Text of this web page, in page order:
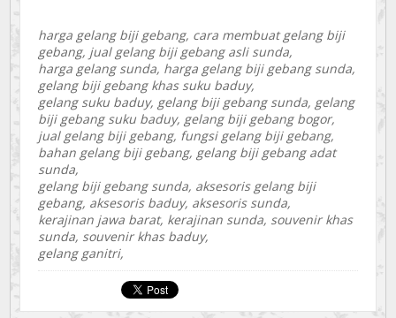
harga gelang biji gebang, cara membuat gelang biji
gebang, jual gelang biji gebang asli sunda,
harga gelang sunda, harga gelang biji gebang sunda,
gelang biji gebang khas suku baduy,
gelang suku baduy, gelang biji gebang sunda, gelang
biji gebang suku baduy, gelang biji gebang bogor,
jual gelang biji gebang, fungsi gelang biji gebang,
bahan gelang biji gebang, gelang biji gebang adat
sunda,
gelang biji gebang sunda, aksesoris gelang biji
gebang, aksesoris baduy, aksesoris sunda,
kerajinan jawa barat, kerajinan sunda, souvenir khas
sunda, souvenir khas baduy,
gelang ganitri,